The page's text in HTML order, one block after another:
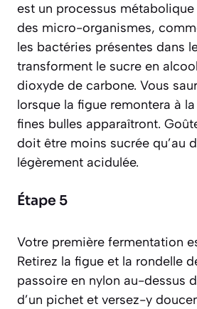
est un processus
des micro-organismes,
les bactéries présentes dans
transforment le sucre en
dioxyde de carbone. Vous
lorsque la figue remontera à
fines bulles apparaîtront.
doit être moins sucrée qu’au
légèrement acidulée.
Étape 5
Votre première fermentation
Retirez la figue et la rondelle
passoire en nylon au-dessus
d’un pichet et versez-y